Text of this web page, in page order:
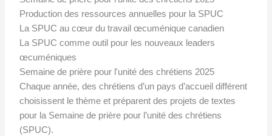
Production des ressources annuelles pour la SPUC
La SPUC au cœur du travail œcuménique canadien
La SPUC comme outil pour les nouveaux leaders
œcuméniques
Semaine de prière pour l'unité des chrétiens 2025
Chaque année, des chrétiens d’un pays d’accueil différent
choisissent le thème et préparent des projets de textes
pour la Semaine de prière pour l’unité des chrétiens
(SPUC).